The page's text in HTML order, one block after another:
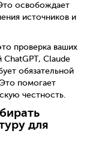
освобождает
источников и
проверка ваших
Claude
обязательной
помогает
честность.
для